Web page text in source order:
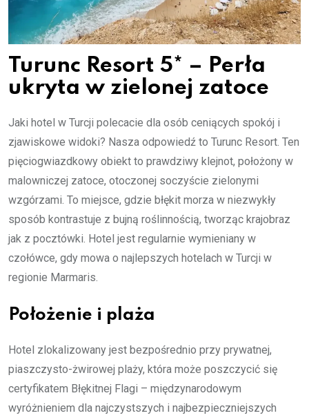
Turunc Resort 5* – Perła
ukryta w zielonej zatoce
Jaki hotel w Turcji polecacie dla osób ceniących spokój i
zjawiskowe widoki? Nasza odpowiedź to Turunc Resort. Ten
pięciogwiazdkowy obiekt to prawdziwy klejnot, położony w
malowniczej zatoce, otoczonej soczyście zielonymi
wzgórzami. To miejsce, gdzie błękit morza w niezwykły
sposób kontrastuje z bujną roślinnością, tworząc krajobraz
jak z pocztówki. Hotel jest regularnie wymieniany w
czołówce, gdy mowa o najlepszych hotelach w Turcji w
regionie Marmaris.
Położenie i plaża
Hotel zlokalizowany jest bezpośrednio przy prywatnej,
piaszczysto-żwirowej plaży, która może poszczycić się
certyfikatem Błękitnej Flagi – międzynarodowym
wyróżnieniem dla najczystszych i najbezpieczniejszych